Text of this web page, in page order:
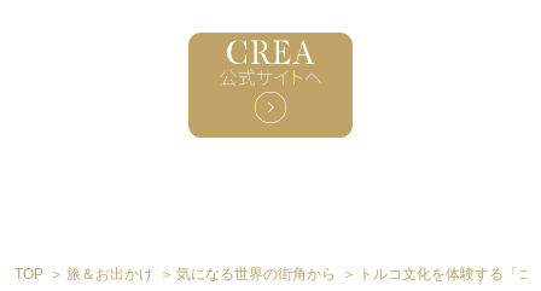
TOP 旅＆お出かけ 気になる世界の街角から トルコ文化を体験する「コ